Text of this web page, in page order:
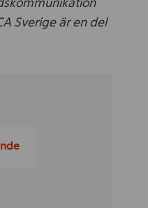
Sverige är en del